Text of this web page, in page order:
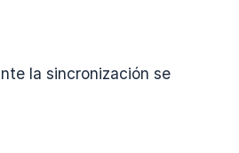
la sincronización se